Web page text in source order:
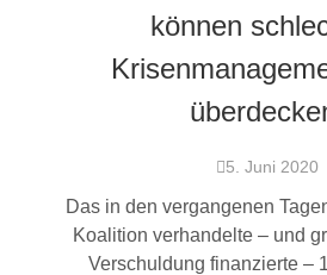
können
5. Juni 2020
Das in den vergangenen
Koalition verhandelte – und
Verschuldung finanzierte –